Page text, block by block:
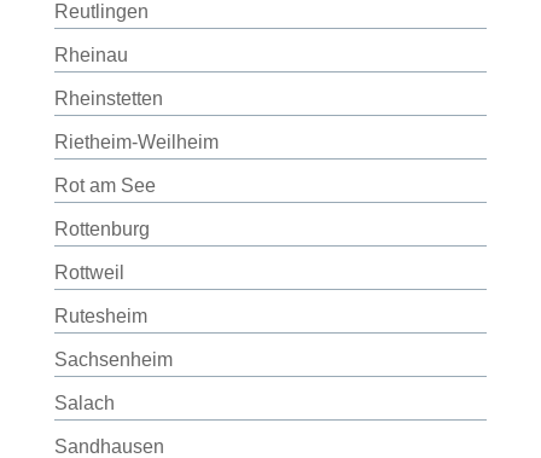
Reutlingen
Rheinau
Rheinstetten
Rietheim-Weilheim
Rot am See
Rottenburg
Rottweil
Rutesheim
Sachsenheim
Salach
Sandhausen